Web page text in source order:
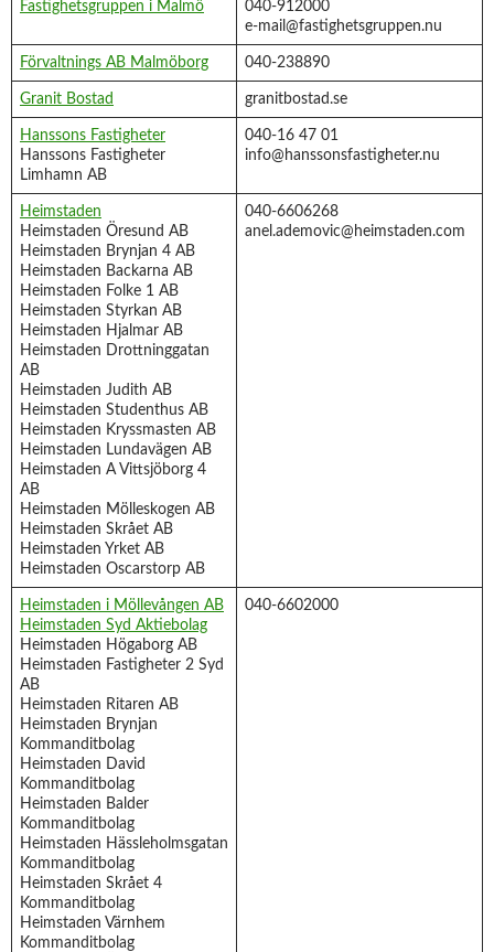
Fastighetsgruppen i Malmö
040-912000
e-mail@fastighetsgruppen.nu
Förvaltnings AB Malmöborg 040-238890
Granit Bostad granitbostad.se
Hanssons Fastigheter
Hanssons Fastigheter
Limhamn AB
040-16 47 01
info@hanssonsfastigheter.nu
Heimstaden
Heimstaden Öresund AB
Heimstaden Brynjan 4 AB
Heimstaden Backarna AB
Heimstaden Folke 1 AB
Heimstaden Styrkan AB
Heimstaden Hjalmar AB
Heimstaden Drottninggatan
AB
Heimstaden Judith AB
Heimstaden Studenthus AB
Heimstaden Kryssmasten AB
Heimstaden Lundavägen AB
Heimstaden A Vittsjöborg 4
AB
Heimstaden Mölleskogen AB
Heimstaden Skrået AB
Heimstaden Yrket AB
Heimstaden Oscarstorp AB
040-6606268
anel.ademovic@heimstaden.com
Heimstaden i Möllevången AB
Heimstaden Syd Aktiebolag
Heimstaden Högaborg AB
Heimstaden Fastigheter 2 Syd
AB
Heimstaden Ritaren AB
Heimstaden Brynjan
Kommanditbolag
Heimstaden David
Kommanditbolag
Heimstaden Balder
Kommanditbolag
Heimstaden Hässleholmsgatan
Kommanditbolag
Heimstaden Skrået 4
Kommanditbolag
Heimstaden Värnhem
Kommanditbolag
040-6602000